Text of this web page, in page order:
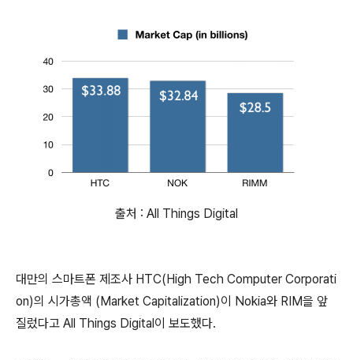
출처 : All Things Digital
대만의 스마트폰 제조사 HTC(High Tech Computer Corporati
on)의 시가총액 (Market Capitalization)이 Nokia와 RIM을 앞
질렀다고 All Things Digital이 보도했다.